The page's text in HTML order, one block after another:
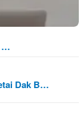
…
Dak B…